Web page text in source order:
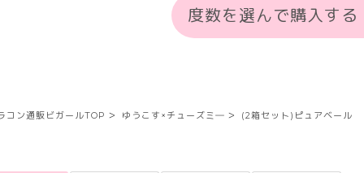
度数を選んで購入する
コン通販ビガールTOP ゆうこす×チューズミ― (2箱セット)ピュアベール